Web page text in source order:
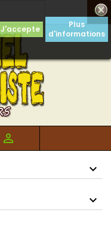

J'accepte
Plus
d'informations
